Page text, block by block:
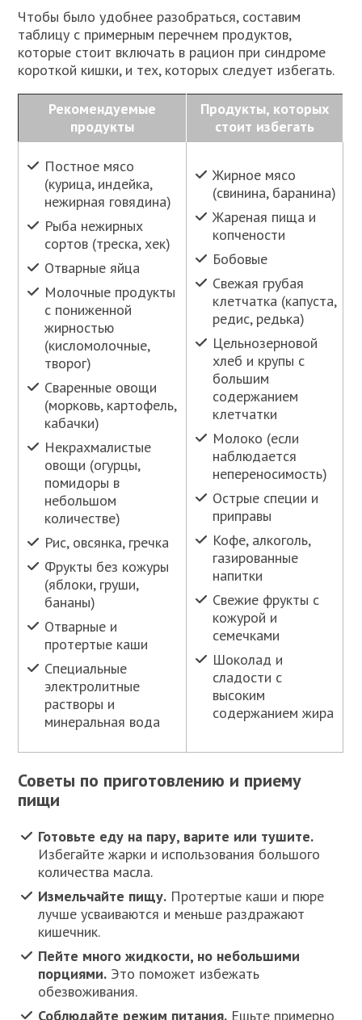
Чтобы было удобнее разобраться, составим
таблицу с примерным перечнем продуктов,
которые стоит включать в рацион при синдроме
короткой кишки, и тех, которых следует избегать.
Рекомендуемые
продукты
Продукты, которых
стоит избегать
Постное мясо
(курица, индейка,
нежирная говядина)
Рыба нежирных
сортов (треска, хек)
Отварные яйца
Молочные продукты
с пониженной
жирностью
(кисломолочные,
творог)
Сваренные овощи
(морковь, картофель,
кабачки)
Некрахмалистые
овощи (огурцы,
помидоры в
небольшом
количестве)
Рис, овсянка, гречка
Фрукты без кожуры
(яблоки, груши,
бананы)
Отварные и
протертые каши
Специальные
электролитные
растворы и
минеральная вода
Жирное мясо
(свинина, баранина)
Жареная пища и
копчености
Бобовые
Свежая грубая
клетчатка (капуста,
редис, редька)
Цельнозерновой
хлеб и крупы с
большим
содержанием
клетчатки
Молоко (если
наблюдается
непереносимость)
Острые специи и
приправы
Кофе, алкоголь,
газированные
напитки
Свежие фрукты с
кожурой и
семечками
Шоколад и
сладости с
высоким
содержанием жира
Советы по приготовлению и приему
пищи
Готовьте еду на пару, варите или тушите.
Избегайте жарки и использования большого
количества масла.
Измельчайте пищу. Протертые каши и пюре
лучше усваиваются и меньше раздражают
кишечник.
Пейте много жидкости, но небольшими
порциями. Это поможет избежать
обезвоживания.
Соблюдайте режим питания. Ешьте примерно